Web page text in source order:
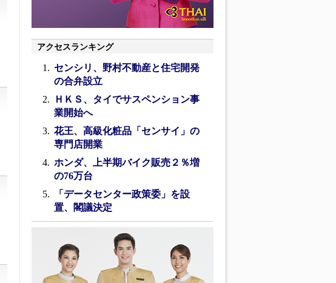
アクセスランキング
センシリ、野村不動産と住宅開発
の合弁設立
ＨＫＳ、タイでサスペンション事
業開始へ
花王、高級化粧品「センサイ」の
専門店開業
ホンダ、上半期バイク販売２％増
の76万台
「データセンター政策委」を設
置、閣議決定